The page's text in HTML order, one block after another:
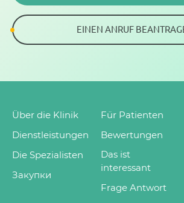
EINEN ANRUF
Über die Klinik
Dienstleistungen
Die Spezialisten
Закупки
Für Patienten
Bewertungen
Das ist
interessant
Frage Antwort